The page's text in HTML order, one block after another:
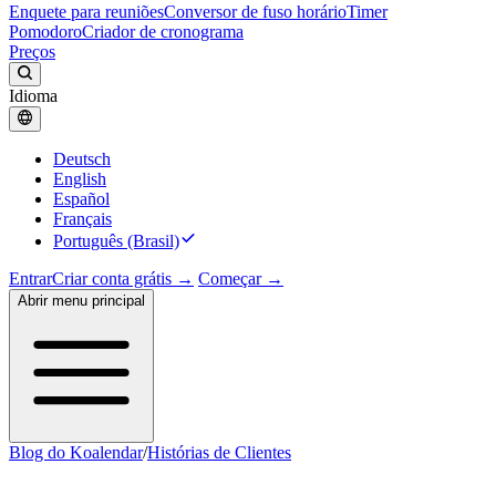
Enquete para reuniõesConversor de fuso horárioTimer
PomodoroCriador de cronograma
Preços
Idioma
Deutsch
English
Español
Français
Português (Brasil)
EntrarCriar conta grátis → Começar →
Abrir menu principal
Blog do Koalendar/Histórias de Clientes